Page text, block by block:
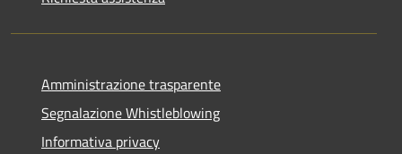
Amministrazione trasparente
Segnalazione Whistleblowing
Informativa privacy